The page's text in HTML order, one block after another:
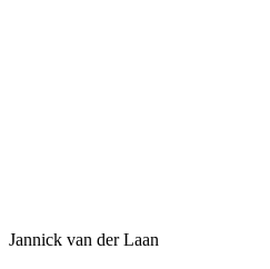
Jannick van der Laan